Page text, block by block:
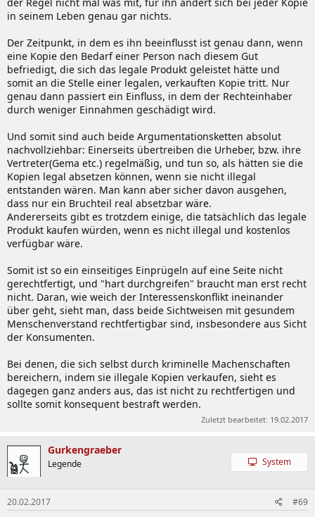
in seinem Leben genau gar nichts.
Der Zeitpunkt, in dem es ihn beeinflusst ist genau dann, wenn
eine Kopie den Bedarf einer Person nach diesem Gut
befriedigt, die sich das legale Produkt geleistet hätte und
somit an die Stelle einer legalen, verkauften Kopie tritt. Nur
genau dann passiert ein Einfluss, in dem der Rechteinhaber
durch weniger Einnahmen geschädigt wird.
Und somit sind auch beide Argumentationsketten absolut
nachvollziehbar: Einerseits übertreiben die Urheber, bzw. ihre
Vertreter(Gema etc.) regelmäßig, und tun so, als hätten sie die
Kopien legal absetzen können, wenn sie nicht illegal
entstanden wären. Man kann aber sicher davon ausgehen,
dass nur ein Bruchteil real absetzbar wäre.
Andererseits gibt es trotzdem einige, die tatsächlich das legale
Produkt kaufen würden, wenn es nicht illegal und kostenlos
verfügbar wäre.
Somit ist so ein einseitiges Einprügeln auf eine Seite nicht
gerechtfertigt, und "hart durchgreifen" braucht man erst recht
nicht. Daran, wie weich der Interessenskonflikt ineinander
über geht, sieht man, dass beide Sichtweisen mit gesundem
Menschenverstand rechtfertigbar sind, insbesondere aus Sicht
der Konsumenten.
Bei denen, die sich selbst durch kriminelle Machenschaften
bereichern, indem sie illegale Kopien verkaufen, sieht es
dagegen ganz anders aus, das ist nicht zu rechtfertigen und
sollte somit konsequent bestraft werden.
Zuletzt bearbeitet: 19.02.2017
Gurkengraeber
Legende System
20.02.2017 #69